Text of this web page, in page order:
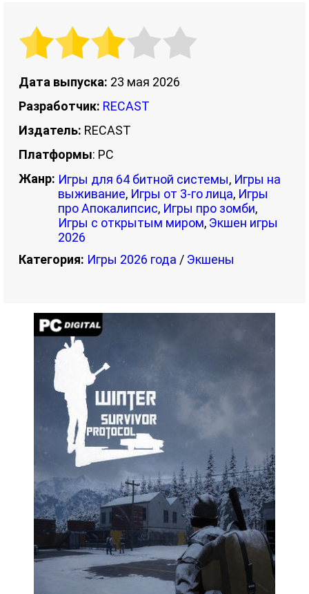
Дата выпуска: 23 мая 2026
Разработчик: RECAST
Издатель: RECAST
Платформы: PC
Жанр: Игры для 64 битной системы, Игры на
выживание, Игры от 3-го лица, Игры
про Апокалипсис, Игры про зомби,
Игры с открытым миром, Экшен игры
2026
Категория: Игры 2026 года / Экшены